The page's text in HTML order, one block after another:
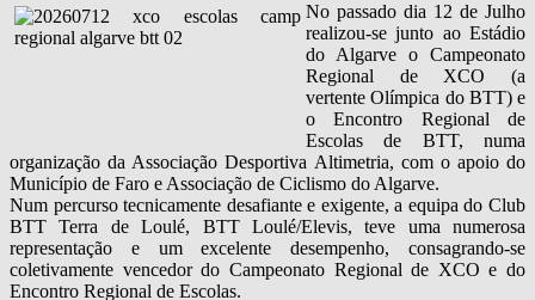
No passado dia 12 de Julho
realizou-se junto ao Estádio
do Algarve o Campeonato
Regional de XCO (a
vertente Olímpica do BTT) e
o Encontro Regional de
Escolas de BTT, numa
organização da Associação Desportiva Altimetria, com o apoio do
Município de Faro e Associação de Ciclismo do Algarve.
Num percurso tecnicamente desafiante e exigente, a equipa do Club
BTT Terra de Loulé, BTT Loulé/Elevis, teve uma numerosa
representação e um excelente desempenho, consagrando-se
coletivamente vencedor do Campeonato Regional de XCO e do
Encontro Regional de Escolas.